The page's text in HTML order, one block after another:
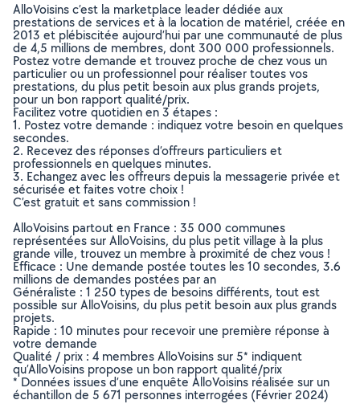
AlloVoisins c’est la marketplace leader dédiée aux
prestations de services et à la location de matériel, créée en
2013 et plébiscitée aujourd’hui par une communauté de plus
de 4,5 millions de membres, dont 300 000 professionnels.
Postez votre demande et trouvez proche de chez vous un
particulier ou un professionnel pour réaliser toutes vos
prestations, du plus petit besoin aux plus grands projets,
pour un bon rapport qualité/prix.
Facilitez votre quotidien en 3 étapes :
1. Postez votre demande : indiquez votre besoin en quelques
secondes.
2. Recevez des réponses d’offreurs particuliers et
professionnels en quelques minutes.
3. Echangez avec les offreurs depuis la messagerie privée et
sécurisée et faites votre choix !
C’est gratuit et sans commission !
AlloVoisins partout en France : 35 000 communes
représentées sur AlloVoisins, du plus petit village à la plus
grande ville, trouvez un membre à proximité de chez vous !
Efficace : Une demande postée toutes les 10 secondes, 3.6
millions de demandes postées par an
Généraliste : 1 250 types de besoins différents, tout est
possible sur AlloVoisins, du plus petit besoin aux plus grands
projets.
Rapide : 10 minutes pour recevoir une première réponse à
votre demande
Qualité / prix : 4 membres AlloVoisins sur 5* indiquent
qu’AlloVoisins propose un bon rapport qualité/prix
* Données issues d’une enquête AlloVoisins réalisée sur un
échantillon de 5 671 personnes interrogées (Février 2024)